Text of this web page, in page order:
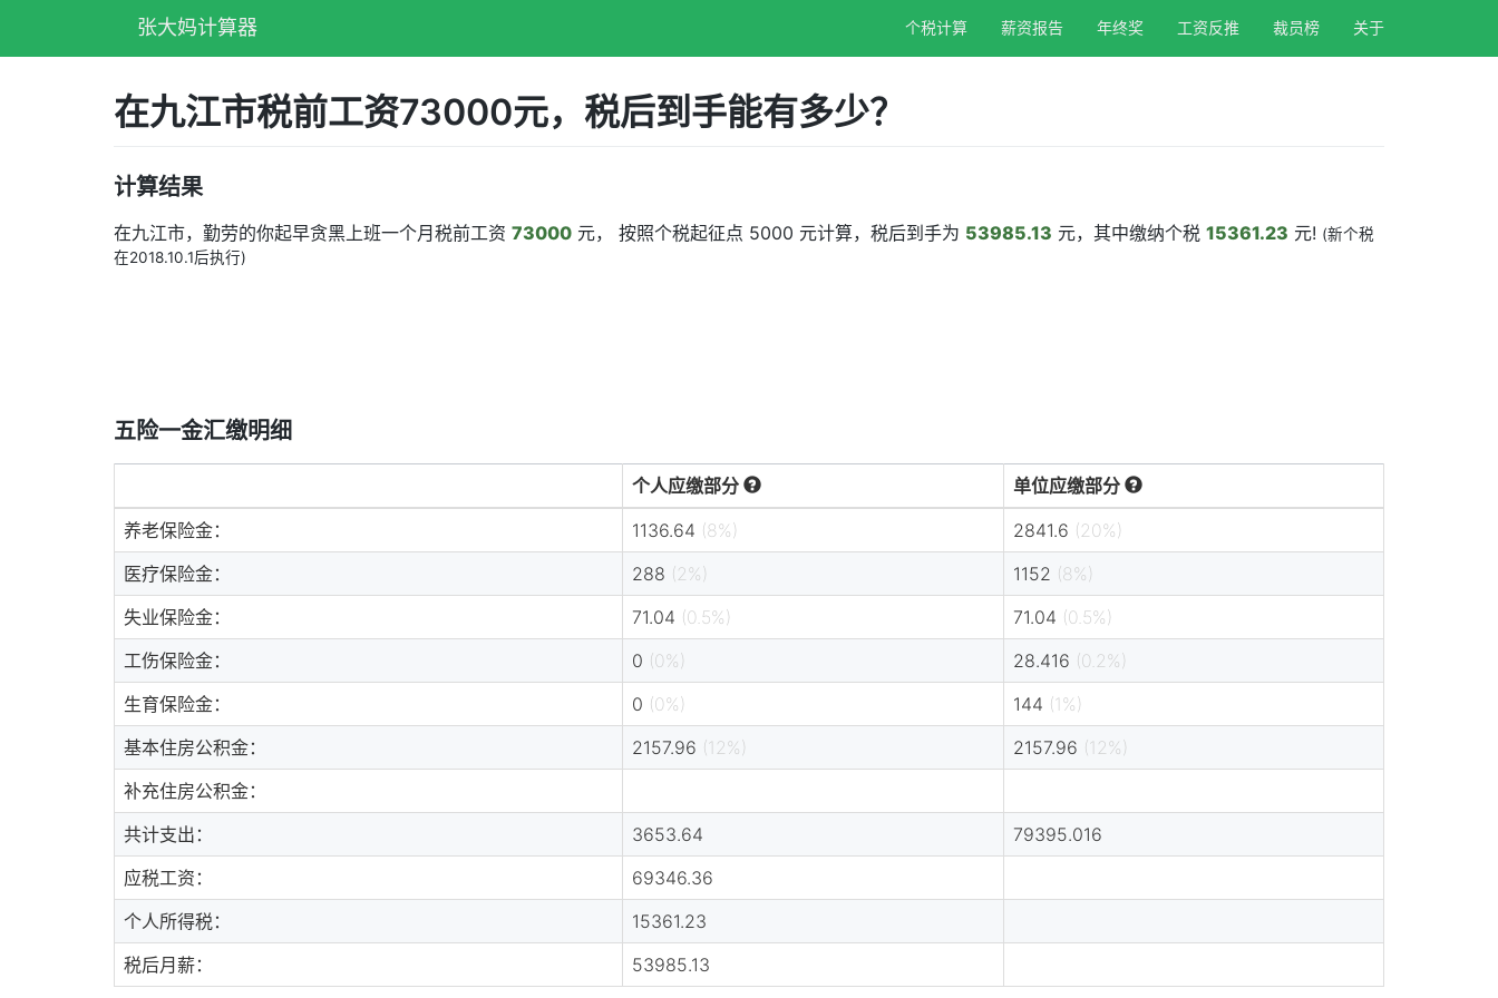
张大妈计算器 个税计算 薪资报告 年终奖 工资反推 裁员榜 关于
在九江市税前工资73000元，税后到手能有多少？
计算结果
在九江市，勤劳的你起早贪黑上班一个月税前工资 73000 元， 按照个税起征点 5000 元计算，税后到手为 53985.13 元，其中缴纳个税 15361.23 元! (新个税
在2018.10.1后执行)
五险一金汇缴明细
个人应缴部分
单位应缴部分
养老保险金：
1136.64 (8%) 2841.6 (20%)
医疗保险金：
288 (2%) 1152 (8%)
失业保险金：
71.04 (0.5%) 71.04 (0.5%)
工伤保险金：
0 (0%) 28.416 (0.2%)
生育保险金：
0 (0%) 144 (1%)
基本住房公积金：
2157.96 (12%) 2157.96 (12%)
补充住房公积金：
共计支出：
3653.64
79395.016
应税工资：
69346.36
个人所得税：
15361.23
税后月薪：
53985.13